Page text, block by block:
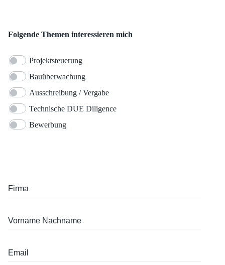
Folgende Themen interessieren mich
Projektsteuerung
Bauüberwachung
Ausschreibung / Vergabe
Technische DUE Diligence
Bewerbung